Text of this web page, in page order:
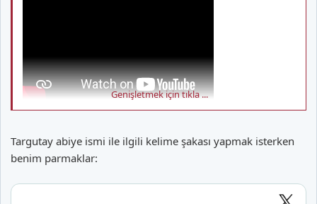
Genişletmek için tıkla ...
Targutay abiye ismi ile ilgili kelime şakası yapmak isterken
benim parmaklar: